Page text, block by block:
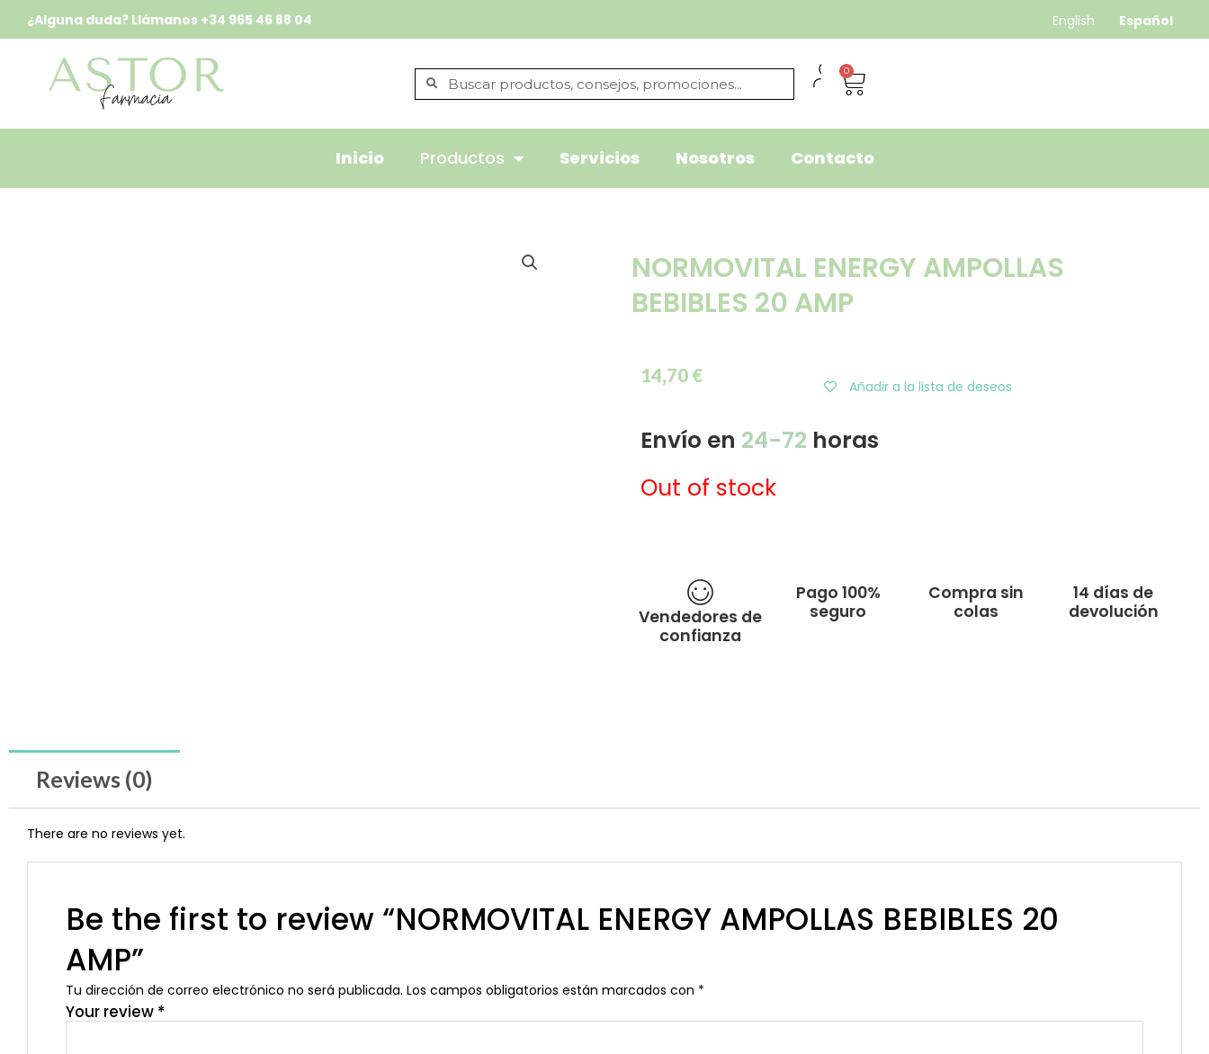
¿Alguna duda? Llámanos +34 965 46 88 04 English Español
0
Inicio Productos Servicios Nosotros Contacto
NORMOVITAL ENERGY AMPOLLAS
BEBIBLES 20 AMP
14,70 €
Añadir a la lista de deseos
Envío en 24-72 horas
Out of stock
Vendedores de
confianza
Pago 100%
seguro
Compra sin
colas
14 días de
devolución
Reviews (0)
There are no reviews yet.
Be the first to review “NORMOVITAL ENERGY AMPOLLAS BEBIBLES 20
AMP”
Tu dirección de correo electrónico no será publicada. Los campos obligatorios están marcados con *
Your review *